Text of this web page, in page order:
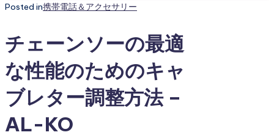
Posted in携帯電話＆アクセサリー
チェーンソーの最適
な性能のためのキャ
ブレター調整方法 –
AL-KO